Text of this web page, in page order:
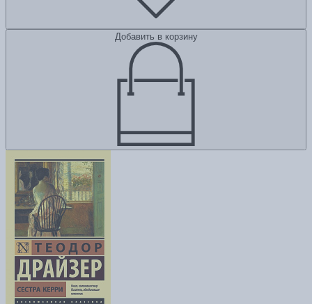
Добавить в корзину